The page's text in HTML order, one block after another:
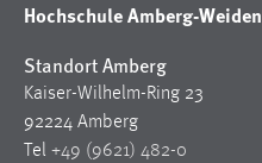
Hochschule Amberg-Weiden
Standort Amberg
Kaiser-Wilhelm-Ring 23
92224 Amberg
Tel +49 (9621) 482-0